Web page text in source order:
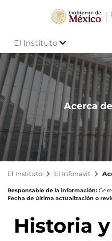
El Instituto
Acerca
El Instituto El Infonavit
Responsable de la información:
Fecha de última actualización o
Historia